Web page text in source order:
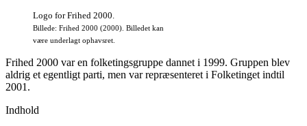
Logo for Frihed 2000.
Billede: Frihed 2000 (2000). Billedet kan
være underlagt ophavsret.
Frihed 2000 var en folketingsgruppe dannet i 1999. Gruppen blev
aldrig et egentligt parti, men var repræsenteret i Folketinget indtil
2001.
Indhold